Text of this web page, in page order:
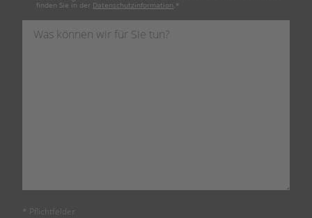
finden Sie in der Datenschutzinformation. *
* Pflichtfelder